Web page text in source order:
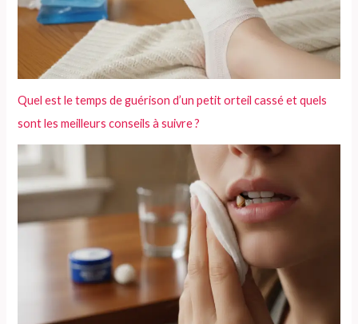
Quel est le temps de guérison d’un petit orteil cassé et quels
sont les meilleurs conseils à suivre ?